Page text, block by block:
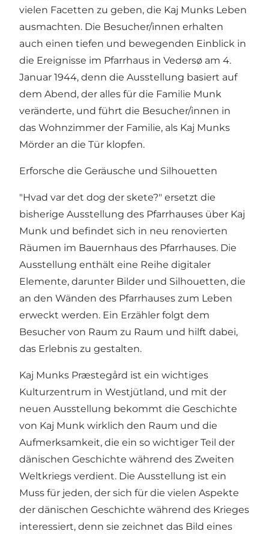
vielen Facetten zu geben, die Kaj Munks Leben
ausmachten. Die Besucher/innen erhalten
auch einen tiefen und bewegenden Einblick in
die Ereignisse im Pfarrhaus in Vedersø am 4.
Januar 1944, denn die Ausstellung basiert auf
dem Abend, der alles für die Familie Munk
veränderte, und führt die Besucher/innen in
das Wohnzimmer der Familie, als Kaj Munks
Mörder an die Tür klopfen.
Erforsche die Geräusche und Silhouetten
"Hvad var det dog der skete?" ersetzt die
bisherige Ausstellung des Pfarrhauses über Kaj
Munk und befindet sich in neu renovierten
Räumen im Bauernhaus des Pfarrhauses. Die
Ausstellung enthält eine Reihe digitaler
Elemente, darunter Bilder und Silhouetten, die
an den Wänden des Pfarrhauses zum Leben
erweckt werden. Ein Erzähler folgt dem
Besucher von Raum zu Raum und hilft dabei,
das Erlebnis zu gestalten.
Kaj Munks Præstegård ist ein wichtiges
Kulturzentrum in Westjütland, und mit der
neuen Ausstellung bekommt die Geschichte
von Kaj Munk wirklich den Raum und die
Aufmerksamkeit, die ein so wichtiger Teil der
dänischen Geschichte während des Zweiten
Weltkriegs verdient. Die Ausstellung ist ein
Muss für jeden, der sich für die vielen Aspekte
der dänischen Geschichte während des Krieges
interessiert, denn sie zeichnet das Bild eines